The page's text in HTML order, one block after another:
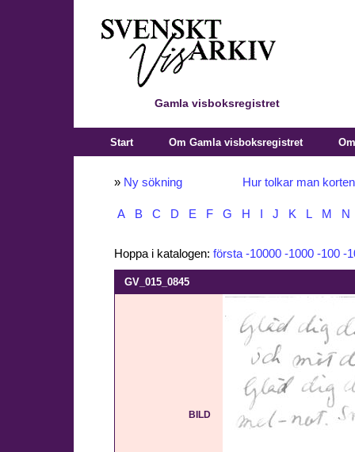
Gamla visboksregistret
Start Om Gamla visboksregistret
» Ny sökning Hur tolkar man
A B C D E F G H J K L M N
Hoppa i katalogen: första -10000 -1000 -100 -
GV_015_0845
BILD